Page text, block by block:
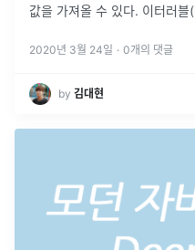
값을 가져올 수 있다. 이터러
2020년 3월 24일 · 0개의 댓글
by 김대현